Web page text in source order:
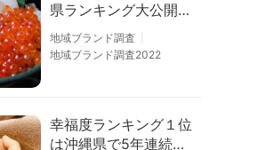
県ランキング大公開！
１位は北海道、３位は
大阪府、２位は〇〇
地域ブランド調査
地域ブランド調査2022
幸福度ランキング１位
は沖縄県で5年連続！